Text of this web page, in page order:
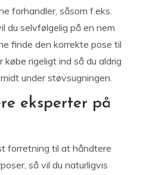
forhandler, såsom f.eks.
du selvfølgelig på en nem
finde den korrekte pose til
rigeligt ind så du aldrig
under støvsugningen.
eksperter på
forretning til at håndtere
så vil du naturligvis